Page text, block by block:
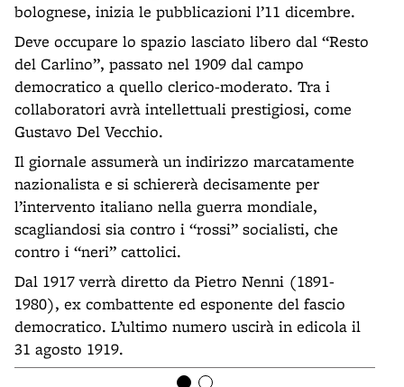
bolognese, inizia le pubblicazioni l’11 dicembre.
Deve occupare lo spazio lasciato libero dal “Resto
del Carlino”, passato nel 1909 dal campo
democratico a quello clerico-moderato. Tra i
collaboratori avrà intellettuali prestigiosi, come
Gustavo Del Vecchio.
Il giornale assumerà un indirizzo marcatamente
nazionalista e si schiererà decisamente per
l’intervento italiano nella guerra mondiale,
scagliandosi sia contro i “rossi” socialisti, che
contro i “neri” cattolici.
Dal 1917 verrà diretto da Pietro Nenni (1891-
1980), ex combattente ed esponente del fascio
democratico. L’ultimo numero uscirà in edicola il
31 agosto 1919.